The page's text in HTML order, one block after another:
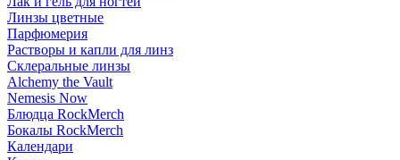
Линзы цветные
Парфюмерия
Растворы и капли для линз
Склеральные линзы
Alchemy the Vault
Nemesis Now
Блюдца RockMerch
Бокалы RockMerch
Календари